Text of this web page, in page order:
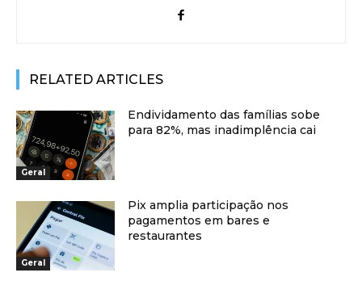
RELATED ARTICLES
Geral
Endividamento das famílias sobe
para 82%, mas inadimplência cai
Geral
Pix amplia participação nos
pagamentos em bares e
restaurantes